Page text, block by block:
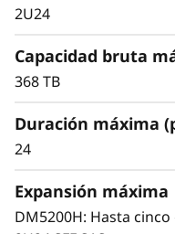
e
m
D
M
2
La ThinkSystem
y ofrece un
empresarial en
2U24
Capacidad bruta
368 TB
Duración máxima
24
Expansión máxima
DM5200H: Hasta